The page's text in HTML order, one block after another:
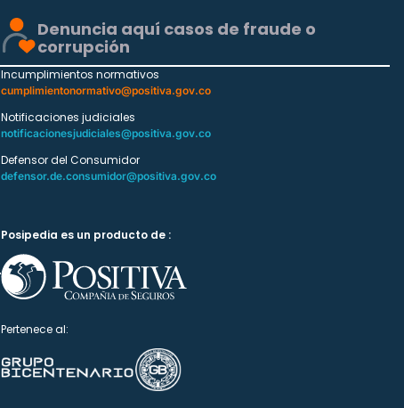
Denuncia aquí casos de fraude o
corrupción
Incumplimientos normativos
cumplimientonormativo@positiva.gov.co
Notificaciones judiciales
notificacionesjudiciales@positiva.gov.co
Defensor del Consumidor
defensor.de.consumidor@positiva.gov.co
Posipedia es un producto de :
Pertenece al: